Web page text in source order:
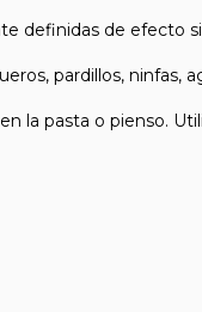
definidas de efecto
pardillos, ninfas,
la pasta o pienso.